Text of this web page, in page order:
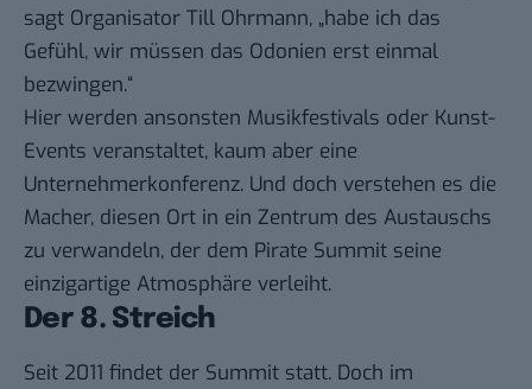
sagt Organisator Till Ohrmann, „habe ich das
Gefühl, wir müssen das Odonien erst einmal
bezwingen.“
Hier werden ansonsten Musikfestivals oder Kunst-
Events veranstaltet, kaum aber eine
Unternehmerkonferenz. Und doch verstehen es die
Macher, diesen Ort in ein Zentrum des Austauschs
zu verwandeln, der dem Pirate Summit seine
einzigartige Atmosphäre verleiht.
Der 8. Streich
Seit 2011 findet der Summit statt. Doch im